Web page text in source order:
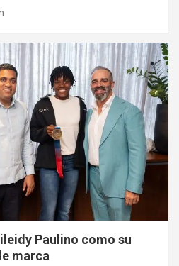
Paulino como su
marca